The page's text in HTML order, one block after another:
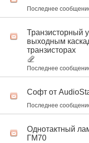
Последнее
Транзисторный
выходным
транзисторах
Последнее
Софт от
Последнее
Однотактный
ГМ70